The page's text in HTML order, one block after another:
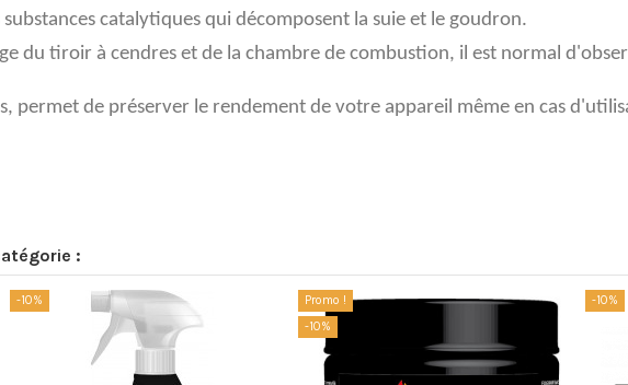
catalytiques qui décomposent la suie et le goudron.
du tiroir à cendres et de la chambre de combustion, il est normal
permet de préserver le rendement de votre appareil même en cas
:
-10%
Promo !
-10%
-10%